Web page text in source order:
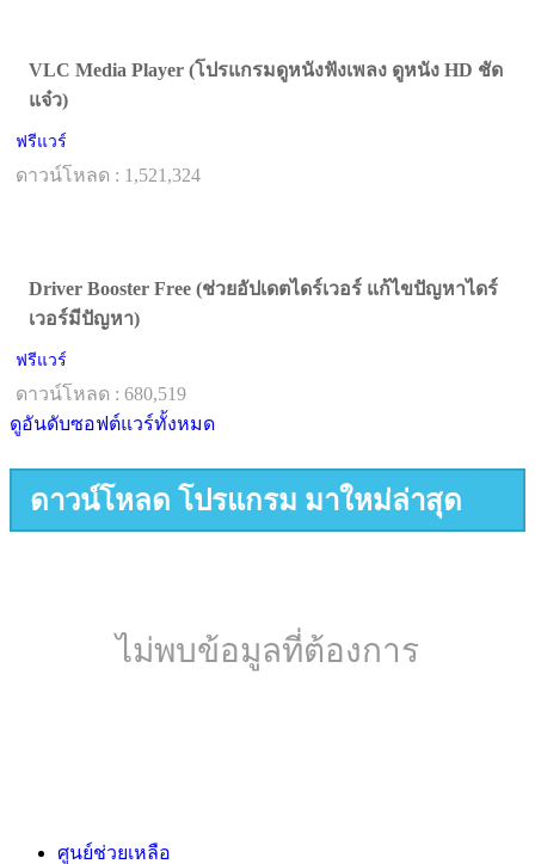
VLC Media Player (โปรแกรมดูหนังฟังเพลง ดูหนัง HD ชัด
แจ๋ว)
ฟรีแวร์
ดาวน์โหลด : 1,521,324
Driver Booster Free (ช่วยอัปเดตไดร์เวอร์ แก้ไขปัญหาไดร์
เวอร์มีปัญหา)
ฟรีแวร์
ดาวน์โหลด : 680,519
ดูอันดับซอฟต์แวร์ทั้งหมด
ดาวน์โหลด โปรแกรม มาใหม่ล่าสุด
ไม่พบข้อมูลที่ต้องการ
ศูนย์ช่วยเหลือ